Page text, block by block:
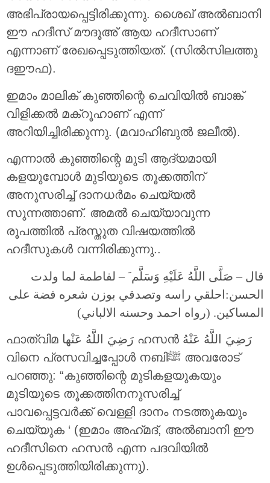
അഭിപ്രായപ്പെട്ടിരിക്കുന്നു. ശൈഖ് അൽബാനി
ഈ ഹദീസ് മൗദൂഅ് ആയ ഹദീസാണ്
എന്നാണ് രേഖപ്പെടുത്തിയത്. (സിൽസിലത്തു
ദഈഫ).
ഇമാം മാലിക് കുഞ്ഞിന്റെ ചെവിയിൽ ബാങ്ക്
വിളിക്കൽ മക്‌റൂഹാണ് എന്ന്
അറിയിച്ചിരിക്കുന്നു. (മവാഹിബുൽ ജലീൽ).
എന്നാൽ കുഞ്ഞിന്റെ മുടി ആദ്യമായി
കളയുമ്പോൾ മുടിയുടെ തൂക്കത്തിന്
അനുസരിച്ച് ദാനധർമം ചെയ്യൽ
സുന്നത്താണ്. അമൽ ചെയ്യാവുന്ന
രൂപത്തിൽ പ്രസ്തുത വിഷയത്തിൽ
ഹദീസുകൾ വന്നിരിക്കുന്നു..
قال – صَلَّى اللَّهُ عَلَيْهِ وَسَلَّم َ – لفاطمة لما ولدت
الحسن:احلقي راسه وتصدقي بوزن شعره فضة على
المساكين. (رواه احمد وحسنه الالباني)
ഫാത്വിമ رَضِيَ اللَّهُ عَنْها ഹസൻ رَضِيَ اللَّهُ عَنْهُ
വിനെ പ്രസവിച്ചപ്പോൾ നബിﷺ അവരോട്
പറഞ്ഞു: “കുഞ്ഞിന്റെ മുടികളയുകയും
മുടിയുടെ തൂക്കത്തിനനുസരിച്ച്
പാവപ്പെട്ടവർക്ക് വെള്ളി ദാനം നടത്തുകയും
ചെയ്യുക ‘ (ഇമാം അഹ്‌മദ്, അൽബാനി ഈ
ഹദീസിനെ ഹസൻ എന്ന പദവിയിൽ
ഉൾപ്പെടുത്തിയിരിക്കുന്നു).